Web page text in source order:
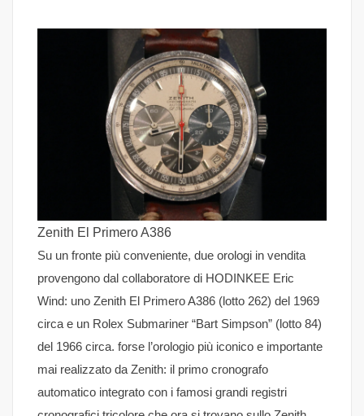
Zenith El Primero A386
Su un fronte più conveniente, due orologi in vendita
provengono dal collaboratore di HODINKEE Eric
Wind: uno Zenith El Primero A386 (lotto 262) del 1969
circa e un Rolex Submariner “Bart Simpson” (lotto 84)
del 1966 circa. forse l’orologio più iconico e importante
mai realizzato da Zenith: il primo cronografo
automatico integrato con i famosi grandi registri